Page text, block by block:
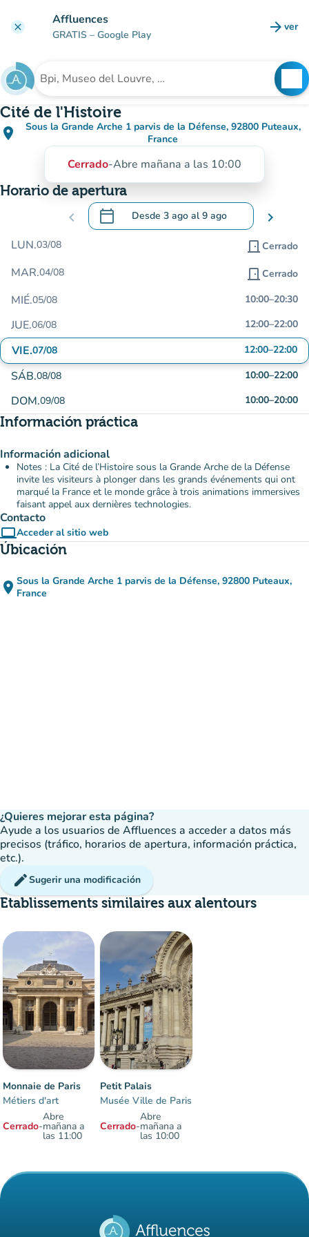
clear Affluences
GRATIS – Google Play arrow_forward ver
Buscar un establecimiento
Cité de l'Histoire
place
Sous la Grande Arche 1 parvis de la Défense, 92800 Puteaux,
France
(abrir en Google Maps)
(nueva pestaña)
Cerrado-Abre mañana a las 10:00
Horario de apertura
chevron_left calendar_today Desde 3 ago al9 ago
.Abra el calendario para cambiar las
chevron_right
LUN.03/08 door_front Cerrado
MAR.04/08 door_front Cerrado
MIÉ.05/08 10:00–20:30
JUE.06/08 12:00–22:00
VIE.07/08 12:00–22:00
SÁB.08/08 10:00–22:00
DOM.09/08 10:00–20:00
Información práctica
Información adicional
Notes : La Cité de l’Histoire sous la Grande Arche de la Défense
invite les visiteurs à plonger dans les grands événements qui ont
marqué la France et le monde grâce à trois animations immersives
faisant appel aux dernières technologies.
Contacto
computerAcceder al sitio web
(nueva pestaña)
Úbicación
place Sous la Grande Arche 1 parvis de la Défense, 92800 Puteaux,
France
¿Quieres mejorar esta página?
Ayude a los usuarios de Affluences a acceder a datos más
precisos (tráfico, horarios de apertura, información práctica,
etc.).
editSugerir una modificación
Etablissements similaires aux alentours
Monnaie de Paris
Métiers d'art
Cerrado-
Abre
mañana a
las 11:00
Petit Palais
Musée Ville de Paris
Cerrado-
Abre
mañana a
las 10:00